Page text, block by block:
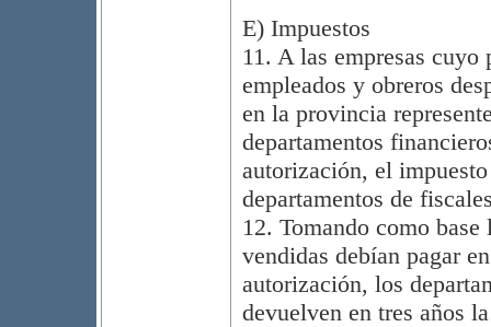
E) Impuestos
11. A las empresas cuyo
empleados y obreros
en la provincia
departamentos
autorización, el
departamentos de
12. Tomando como
vendidas debían pagar
autorización, los
devuelven en tres años